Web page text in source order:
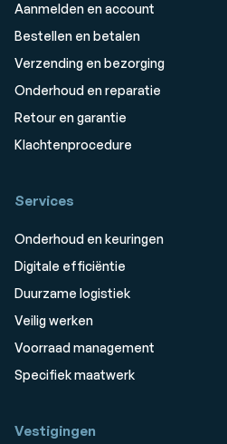
Aanmelden en account
Bestellen en betalen
Verzending en bezorging
Onderhoud en reparatie
Retour en garantie
Klachtenprocedure
Services
Onderhoud en keuringen
Digitale efficiëntie
Duurzame logistiek
Veilig werken
Voorraad management
Specifiek maatwerk
Vestigingen